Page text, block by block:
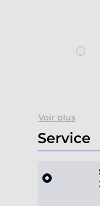
Voir plus
Service